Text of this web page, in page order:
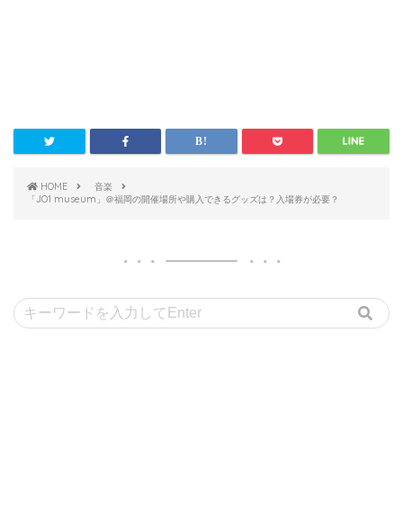
HOME
音楽
「JO1 museum」＠福岡の開催場所や購入できるグッズは？入場券が必要？